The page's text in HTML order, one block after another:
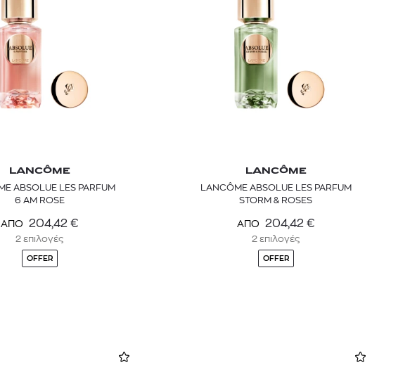
365,00 € OFFER
102,00
LANCÔME
ABSOLUE LES PARFUM
6 AM ROSE
ΑΠΟ 204,42 €
2 επιλογές
OFFER
LANCÔME
LANCÔME ABSOLUE LES PARFUM
STORM & ROSES
ΑΠΟ 204,42 €
2 επιλογές
OFFER